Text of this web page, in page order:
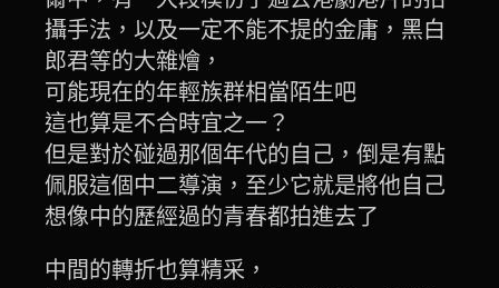
攝手法，以及一定不能不提的金庸，黑白
郎君等的大雜燴，
可能現在的年輕族群相當陌生吧
這也算是不合時宜之一？
但是對於碰過那個年代的自己，倒是有點
佩服這個中二導演，至少它就是將他自己
想像中的歷經過的青春都拍進去了
中間的轉折也算精采，